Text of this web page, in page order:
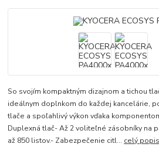
So svojím kompaktným dizajnom a tichou
ideálnym doplnkom do každej kancelárie,
tlače a spoľahlivý výkon vďaka
Duplexná tlač- Až 2 voliteľné zásobníky na
až 850 listov.- Zabezpečenie citl... celý popis